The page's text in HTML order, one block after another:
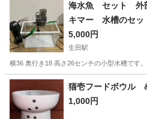
海水魚 セット 外
キマー 水槽のセッ
5,000円
生田駅
横36 奥行き18 高さ26センチの小型水槽です
神奈川 川崎市 生田駅 その他
猫壱フードボウル
1,000円